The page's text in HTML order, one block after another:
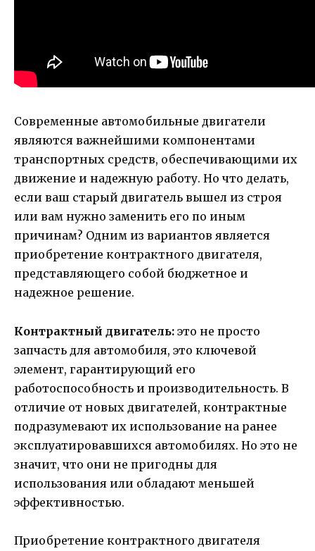
Современные автомобильные двигатели
являются важнейшими компонентами
транспортных средств, обеспечивающими их
движение и надежную работу. Но что делать,
если ваш старый двигатель вышел из строя
или вам нужно заменить его по иным
причинам? Одним из вариантов является
приобретение контрактного двигателя,
представляющего собой бюджетное и
надежное решение.
Контрактный двигатель: это не просто
запчасть для автомобиля, это ключевой
элемент, гарантирующий его
работоспособность и производительность. В
отличие от новых двигателей, контрактные
подразумевают их использование на ранее
эксплуатировавшихся автомобилях. Но это не
значит, что они не пригодны для
использования или обладают меньшей
эффективностью.
Приобретение контрактного двигателя